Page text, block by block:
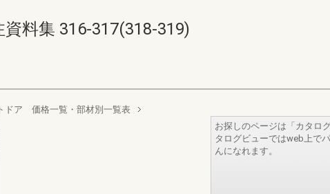
料集 316-317(318-319)
ドア 価格一覧・部材別一覧表
お探しのページは「カタロ
タログビューではweb上で
んになれます。